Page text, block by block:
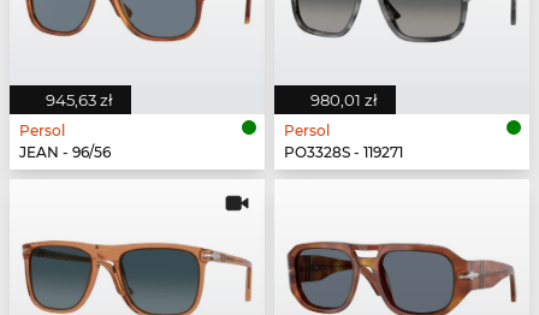
945,63 zł
Persol
JEAN - 96/56
980,01 zł
Persol
PO3328S - 119271